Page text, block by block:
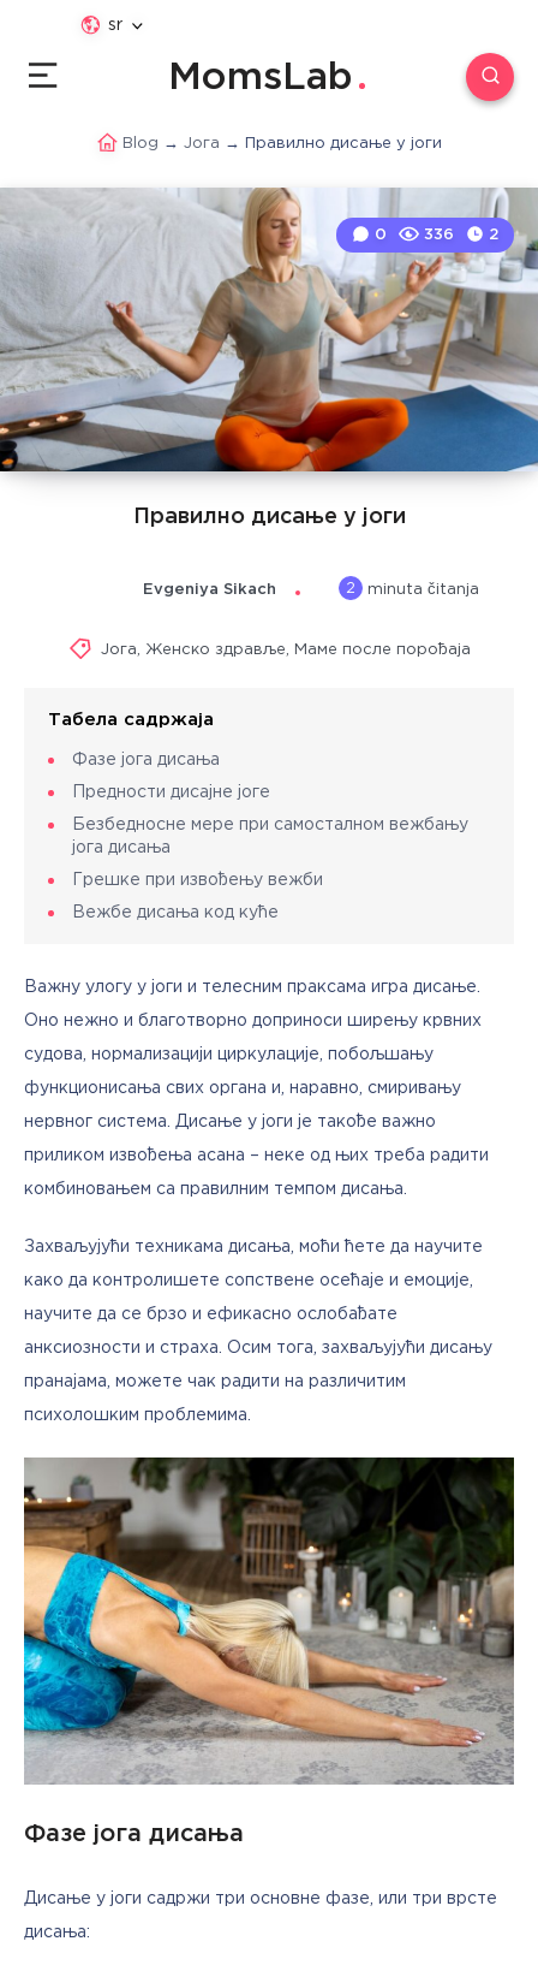
sr
MomsLab
Blog → Јога → Правилно дисање у јоги
Правилно дисање у јоги
0 336 2
Evgeniya Sikach 2 minuta čitanja
Јога Женско здравље Маме после порођаја
Табела садржаја
Фазе јога дисања
Предности дисајне јоге
Безбедносне мере при самосталном вежбању
јога дисања
Грешке при извођењу вежби
Вежбе дисања код куће
Важну улогу у јоги и телесним праксама игра дисање.
Оно нежно и благотворно доприноси ширењу крвних
судова, нормализацији циркулације, побољшању
функционисања свих органа и, наравно, смиривању
нервног система. Дисање у јоги је такође важно
приликом извођења асана – неке од њих треба радити
комбиновањем са правилним темпом дисања.
Захваљујући техникама дисања, моћи ћете да научите
како да контролишете сопствене осећаје и емоције,
научите да се брзо и ефикасно ослобађате
анксиозности и страха. Осим тога, захваљујући дисању
пранајама, можете чак радити на различитим
психолошким проблемима.
Фазе јога дисања
Дисање у јоги садржи три основне фазе, или три врсте
дисања: